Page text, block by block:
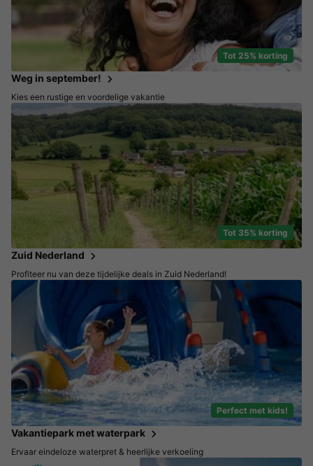
Tot 25% korting
Weg in september!
Kies een rustige en voordelige vakantie
Tot 35% korting
Zuid Nederland
Profiteer nu van deze tijdelijke deals in Zuid Nederland!
Perfect met kids!
Vakantiepark met waterpark
Ervaar eindeloze waterpret & heerlijke verkoeling